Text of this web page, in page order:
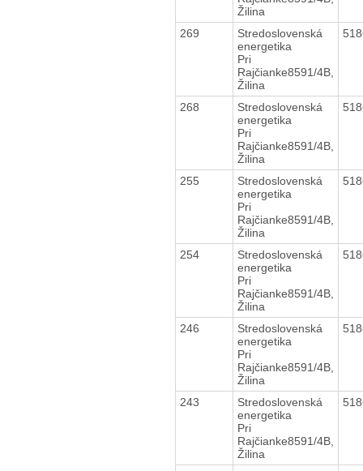
Žilina
269
Stredoslovenská
energetika
Pri
Rajčianke8591/4B,
Žilina
268
Stredoslovenská
energetika
Pri
Rajčianke8591/4B,
Žilina
255
Stredoslovenská
energetika
Pri
Rajčianke8591/4B,
Žilina
254
Stredoslovenská
energetika
Pri
Rajčianke8591/4B,
Žilina
246
Stredoslovenská
energetika
Pri
Rajčianke8591/4B,
Žilina
243
Stredoslovenská
energetika
Pri
Rajčianke8591/4B,
Žilina